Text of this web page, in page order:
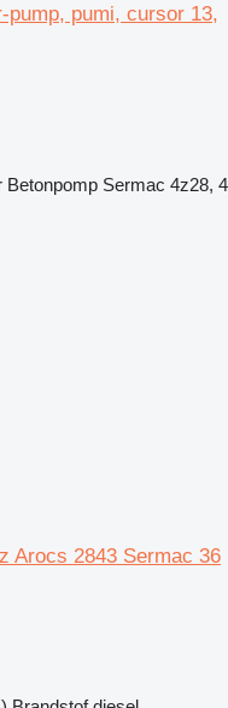
pump, pumi, cursor 13,
Betonpomp Sermac 4z28, 4
Arocs 2843 Sermac 36